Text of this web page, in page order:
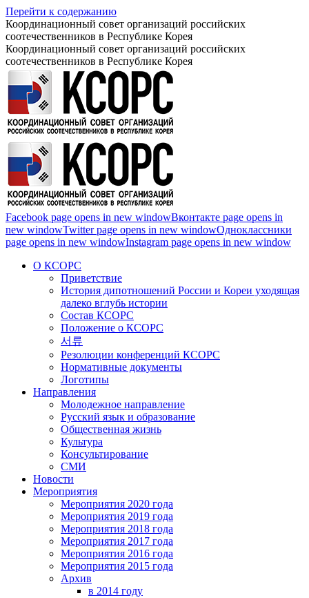
Перейти к содержанию
Координационный совет организаций российских
соотечественников в Республике Корея
Координационный совет организаций российских
соотечественников в Республике Корея
Facebook page opens in new windowВконтакте page opens in
new windowTwitter page opens in new windowОдноклассники
page opens in new windowInstagram page opens in new window
О КСОРС
Приветствие
История дипотношений России и Кореи уходящая
далеко вглубь истории
Состав КСОРС
Положение о КСОРС
서류
Резолюции конференций КСОРС
Нормативные документы
Логотипы
Направления
Молодежное направление
Русский язык и образование
Общественная жизнь
Культура
Консультирование
СМИ
Новости
Мероприятия
Мероприятия 2020 года
Мероприятия 2019 года
Мероприятия 2018 годa
Мероприятия 2017 года
Мероприятия 2016 года
Мероприятия 2015 года
Архив
в 2014 году